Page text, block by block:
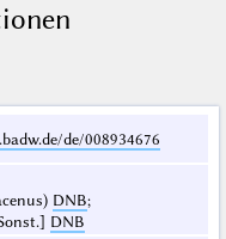
de/008934676
DNB;
DNB